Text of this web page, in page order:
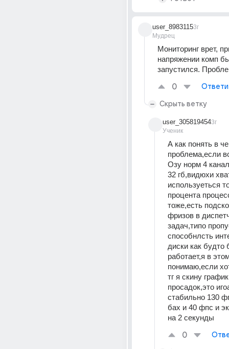
user_8983115
Мудрец
3г
Мониторинг врет,
напряжении комп
запустился.
0
Скрыть ветку
user_305819454
Ученик
3г
А как понять в
проблема,если
Озу норм 4
32 гб,видюхи
используеться
процента
тоже,есть
фризов в
задач,типо
способнлсть
диски как
работает,я в
понимаю,если
тг я скину
просадок,это
стабильно 130
бах и 40 фпс и
на 2 секунды
0